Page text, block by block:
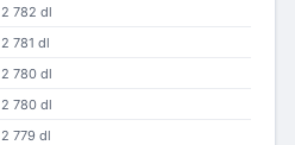
2 782 dl
2 781 dl
2 780 dl
2 780 dl
2 779 dl